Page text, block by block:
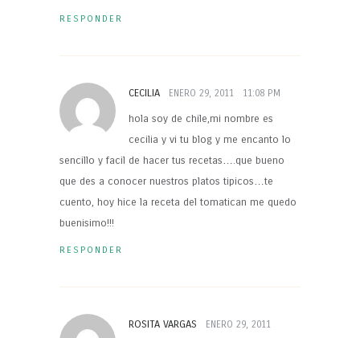
RESPONDER
CECILIA ENERO 29, 2011 11:08 PM
hola soy de chile,mi nombre es
cecilia y vi tu blog y me encanto lo
sencillo y facil de hacer tus recetas….que bueno
que des a conocer nuestros platos tipicos…te
cuento, hoy hice la receta del tomatican me quedo
buenisimo!!!
RESPONDER
ROSITA VARGAS
ENERO 29, 2011